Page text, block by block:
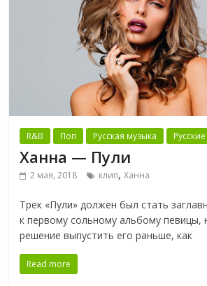
R&B Поп Русская музыка
Ханна — Пули
2 мая, 2018 клип,Ханна
Трек «Пули» должен был стать
к первому сольному альбому певицы,
решение выпустить его раньше, как
Read more